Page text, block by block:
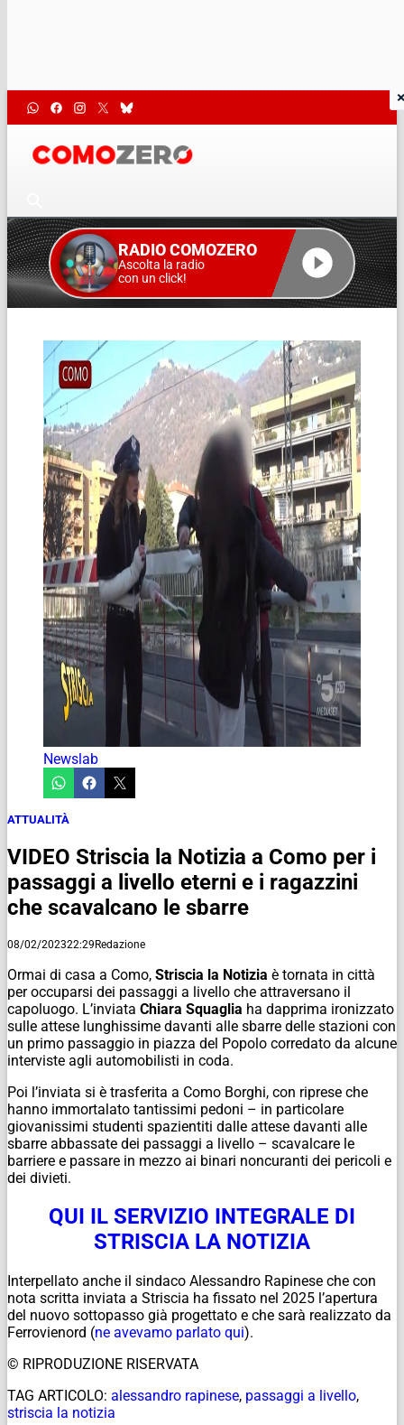
RADIO COMOZERO
Ascolta la radio
con un click!
Newslab
ATTUALITÀ
VIDEO Striscia la Notizia a Como per i
passaggi a livello eterni e i ragazzini
che scavalcano le sbarre
08/02/202322:29Redazione
Ormai di casa a Como, Striscia la Notizia è tornata in città
per occuparsi dei passaggi a livello che attraversano il
capoluogo. L’inviata Chiara Squaglia ha dapprima ironizzato
sulle attese lunghissime davanti alle sbarre delle stazioni con
un primo passaggio in piazza del Popolo corredato da alcune
interviste agli automobilisti in coda.
Poi l’inviata si è trasferita a Como Borghi, con riprese che
hanno immortalato tantissimi pedoni – in particolare
giovanissimi studenti spazientiti dalle attese davanti alle
sbarre abbassate dei passaggi a livello – scavalcare le
barriere e passare in mezzo ai binari noncuranti dei pericoli e
dei divieti.
QUI IL SERVIZIO INTEGRALE DI
STRISCIA LA NOTIZIA
Interpellato anche il sindaco Alessandro Rapinese che con
nota scritta inviata a Striscia ha fissato nel 2025 l’apertura
del nuovo sottopasso già progettato e che sarà realizzato da
Ferrovienord (ne avevamo parlato qui).
© RIPRODUZIONE RISERVATA
TAG ARTICOLO: alessandro rapinese, passaggi a livello,
striscia la notizia